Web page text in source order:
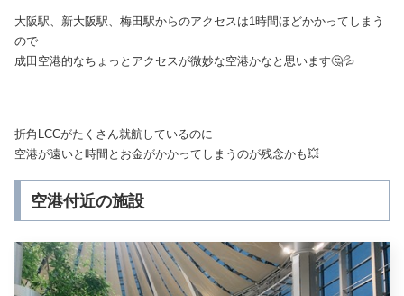
大阪駅、新大阪駅、梅田駅からのアクセスは1時間ほどかかってしまう
ので
成田空港的なちょっとアクセスが微妙な空港かなと思います🤔💦
折角LCCがたくさん就航しているのに
空港が遠いと時間とお金がかかってしまうのが残念かも💥
空港付近の施設